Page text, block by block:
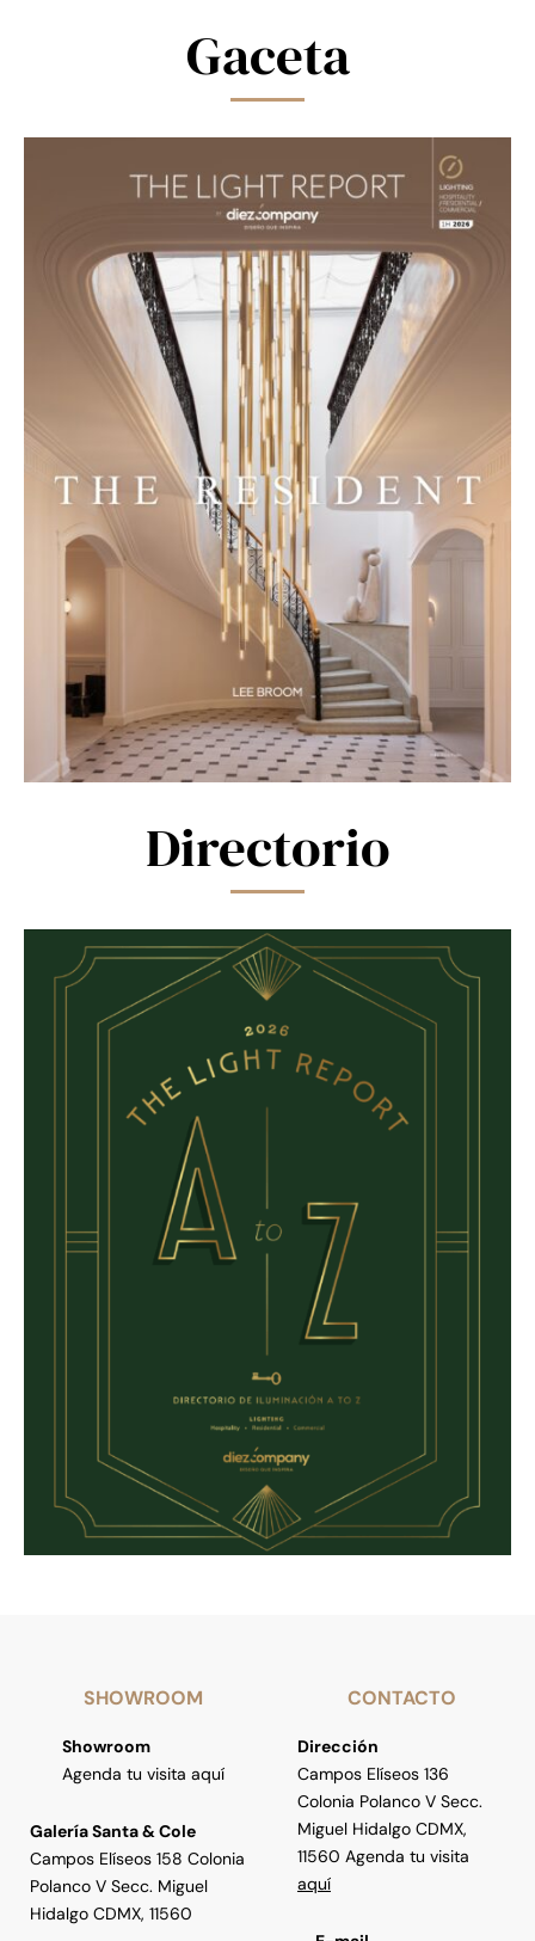
Gaceta
Directorio
SHOWROOM
Showroom
Agenda tu visita aquí
Galería Santa & Cole
Campos Elíseos 158 Colonia
Polanco V Secc. Miguel
Hidalgo CDMX, 11560
CONTACTO
Dirección
Campos Elíseos 136
Colonia Polanco V Secc.
Miguel Hidalgo CDMX,
11560 Agenda tu visita
aquí